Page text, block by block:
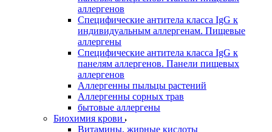
аллергенов
Специфические антитела класса IgG к
индивидуальным аллергенам. Пищевые
аллергены
Специфические антитела класса IgG к
панелям аллергенов. Панели пищевых
аллергенов
Аллергенны пыльцы растений
Аллергенны сорных трав
бытовые аллергены
Биохимия крови
Витамины, жирные кислоты